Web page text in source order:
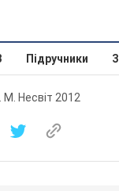
Підручники
М. Несвіт 2012